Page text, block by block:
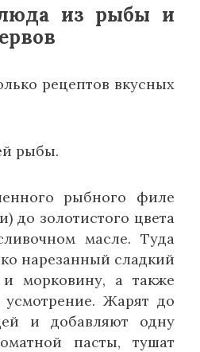
из рыбы и
рецептов вкусных
рыбы.
рыбного филе
до золотистого цвета
масле. Туда
нарезанный сладкий
морковину, а также
Жарят до
и добавляют одну
пасты, тушат